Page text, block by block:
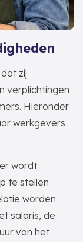
zij
verplichtingen
Hieronder
werkgevers
wordt
te stellen
worden
salaris, de
van het